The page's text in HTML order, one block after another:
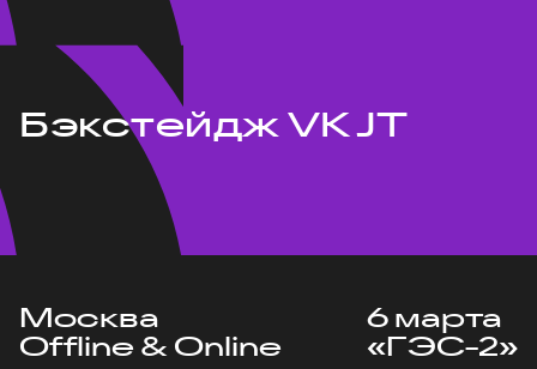
Бэкстейдж VK JT
Москва
Offline & Online
6 марта
«ГЭС-2»